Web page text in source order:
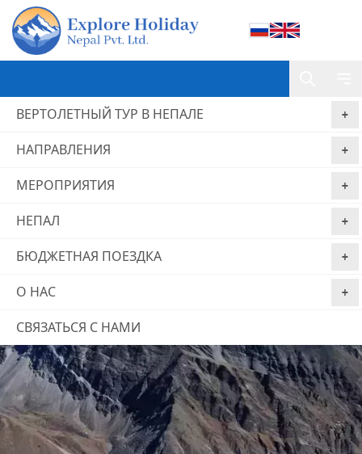
ВЕРТОЛЕТНЫЙ ТУР В НЕПАЛЕ
НАПРАВЛЕНИЯ
МЕРОПРИЯТИЯ
НЕПАЛ
БЮДЖЕТНАЯ ПОЕЗДКА
О НАС
СВЯЗАТЬСЯ С НАМИ